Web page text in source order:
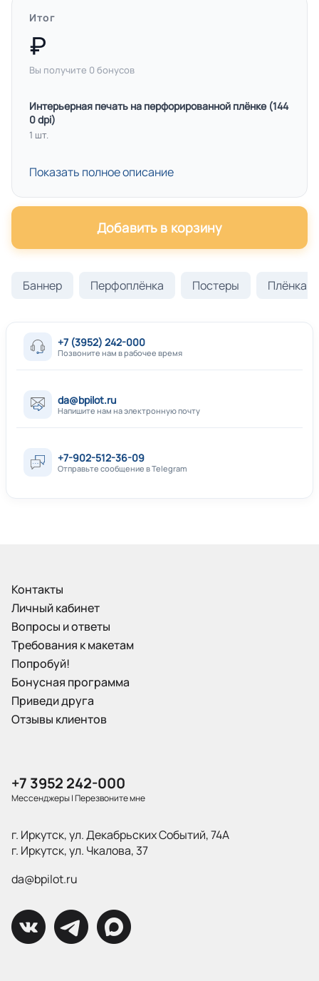
Итог
Вы получите 0 бонусов
Интерьер­ная пе­чать на пер­фо­ри­ро­ван­ной плён­ке (144
0 dpi)
1 шт.
Показать полное описание
Добавить в корзину
Баннер Перфоплёнка Постеры Плёнка
+7 (3952) 242-000
Позвоните нам в рабочее время
da@bpilot.ru
Напишите нам на электронную почту
+7-902-512-36-09
Отправьте сообщение в Telegram
Контакты
Личный кабинет
Вопросы и ответы
Требования к макетам
Попробуй!
Бонусная программа
Приведи друга
Отзывы клиентов
+7 3952 242-000
Мессенджеры|Перезвоните мне
г. Иркутск, ул. Декабрьских Событий, 74А
г. Иркутск, ул. Чкалова, 37
da@bpilot.ru